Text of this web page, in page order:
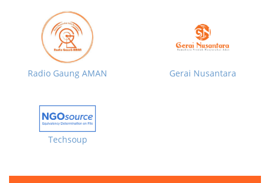
Radio Gaung AMAN Gerai Nusantara
Techsoup